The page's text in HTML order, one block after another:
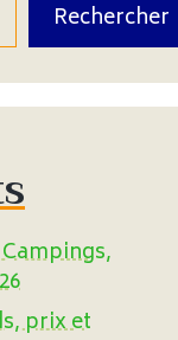
Rechercher
prix et